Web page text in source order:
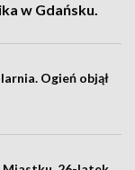
w Gdańsku.
Ogień objął